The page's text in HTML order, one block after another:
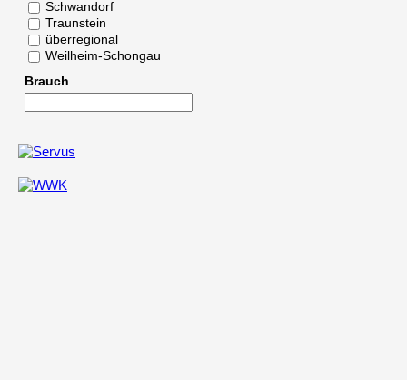
Schwandorf
Traunstein
überregional
Weilheim-Schongau
Brauch